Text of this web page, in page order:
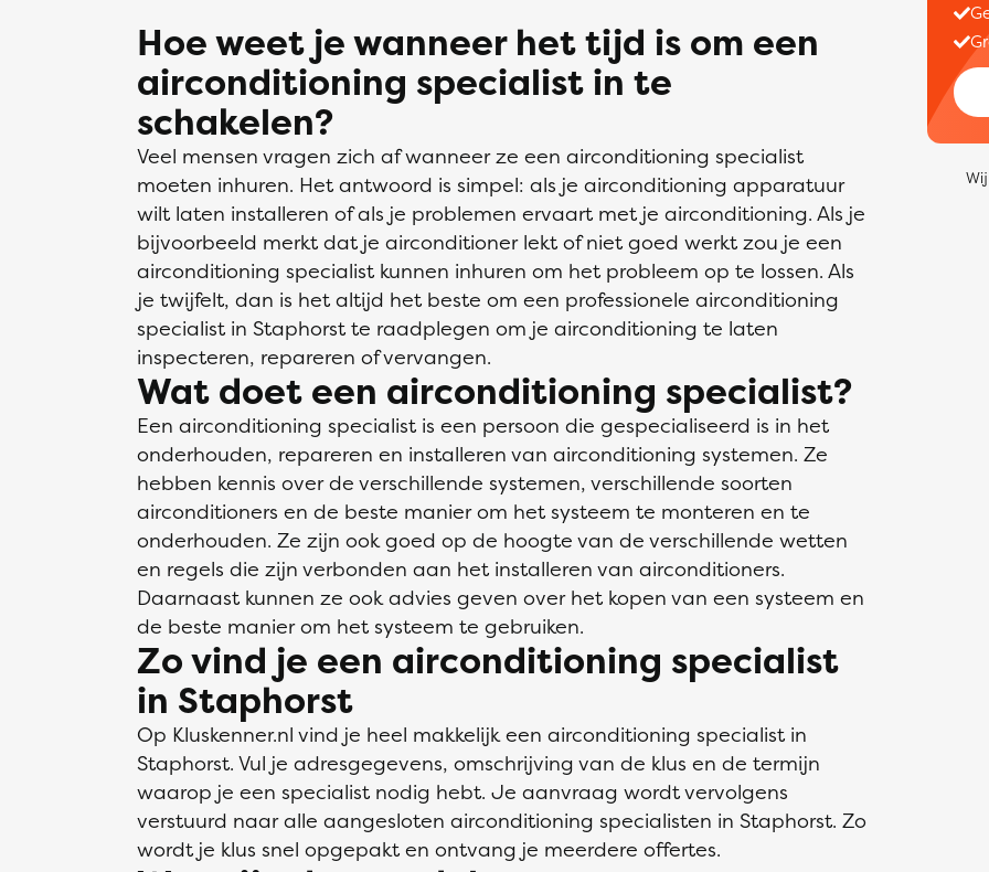
Hoe weet je wanneer het tijd is om een
airconditioning specialist in te
schakelen?
Veel mensen vragen zich af wanneer ze een airconditioning specialist
moeten inhuren. Het antwoord is simpel: als je airconditioning apparatuur
wilt laten installeren of als je problemen ervaart met je airconditioning. Als je
bijvoorbeeld merkt dat je airconditioner lekt of niet goed werkt zou je een
airconditioning specialist kunnen inhuren om het probleem op te lossen. Als
je twijfelt, dan is het altijd het beste om een professionele airconditioning
specialist in Staphorst te raadplegen om je airconditioning te laten
inspecteren, repareren of vervangen.
Wat doet een airconditioning specialist?
Een airconditioning specialist is een persoon die gespecialiseerd is in het
onderhouden, repareren en installeren van airconditioning systemen. Ze
hebben kennis over de verschillende systemen, verschillende soorten
airconditioners en de beste manier om het systeem te monteren en te
onderhouden. Ze zijn ook goed op de hoogte van de verschillende wetten
en regels die zijn verbonden aan het installeren van airconditioners.
Daarnaast kunnen ze ook advies geven over het kopen van een systeem en
de beste manier om het systeem te gebruiken.
Zo vind je een airconditioning specialist
in Staphorst
Op Kluskenner.nl vind je heel makkelijk een airconditioning specialist in
Staphorst. Vul je adresgegevens, omschrijving van de klus en de termijn
waarop je een specialist nodig hebt. Je aanvraag wordt vervolgens
verstuurd naar alle aangesloten airconditioning specialisten in Staphorst. Zo
wordt je klus snel opgepakt en ontvang je meerdere offertes.